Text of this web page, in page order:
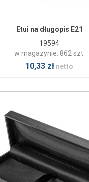
Etui na długopis E21
19594
w magazynie: 862 szt.
10,33 zł netto